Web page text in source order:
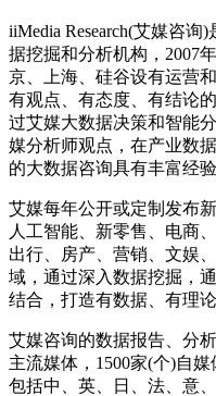
iiMedia Research(艾媒咨
据挖掘和分析机构，2007
京、上海、硅谷设有运营
有观点、有态度、有结论
过艾媒大数据决策和智能
媒分析师观点，在产业数
的大数据咨询具有丰富经验
艾媒每年公开或定制发布
人工智能、新零售、电商
出行、房产、营销、文娱
域，通过深入数据挖掘，
结合，打造有数据、有理
艾媒咨询的数据报告、分
主流媒体，1500家(个)自
包括中、英、日、法、意